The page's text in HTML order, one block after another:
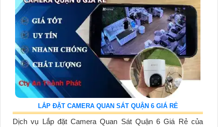
LẮP ĐẶT CAMERA QUAN SÁT QUẬN 6 GIÁ RẺ
Dịch vụ Lắp đặt Camera Quan Sát Quận 6 Giá Rẻ của